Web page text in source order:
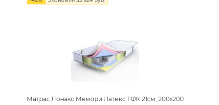
Матрас Лонакс Мемори Латекс ТФК 21см, 200х200